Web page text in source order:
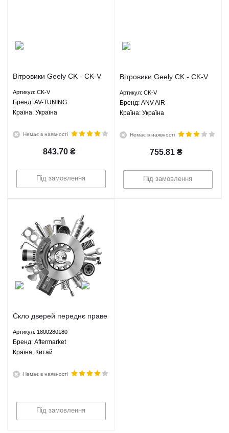
Вітровики Geely CK - CK-V
Артикул: CK-V
Брeнд: AV-TUNING
Країна: Україна
Немає в наявності
843.70 ₴
Під замовлення
Вітровики Geely CK - CK-V
Артикул: CK-V
Брeнд: ANV AIR
Країна: Україна
Немає в наявності
755.81 ₴
Під замовлення
Скло дверей переднє праве
1800280180 Aftermarket
Артикул: 1800280180
Брeнд: Aftermarket
Країна: Китай
Немає в наявності
Під замовлення